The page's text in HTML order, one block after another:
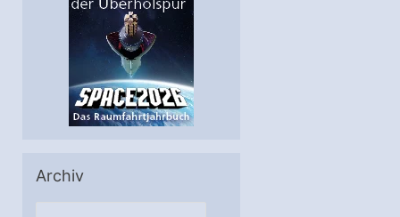
Archiv